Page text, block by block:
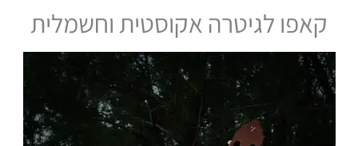
קאפו לגיטרה אקוסטית וחשמלית